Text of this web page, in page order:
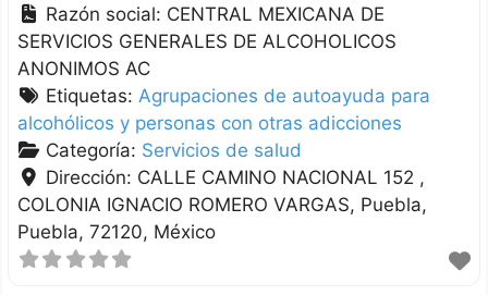
Razón social: CENTRAL MEXICANA DE
SERVICIOS GENERALES DE ALCOHOLICOS
ANONIMOS AC
Etiquetas: Agrupaciones de autoayuda para
alcohólicos y personas con otras adicciones
Categoría: Servicios de salud
Dirección: CALLE CAMINO NACIONAL 152 ,
COLONIA IGNACIO ROMERO VARGAS Puebla
Puebla 72120 México